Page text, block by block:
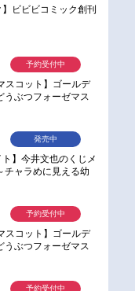
】ビビビコミック創刊
スコット】ゴールデ
うぶつフォーゼマス
百之助【再販】
予約受付中
ト】今井文也のくじメ
チャラめに見える幼
途で独占欲が強いん
発売中
スコット】ゴールデ
うぶつフォーゼマス
軍曹【再販】
予約受付中
予約受付中